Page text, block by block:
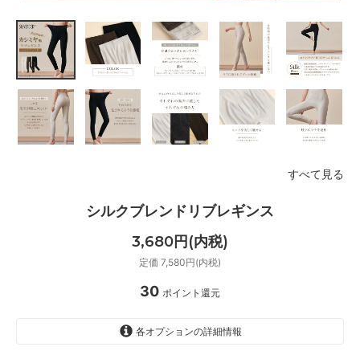
すべて見る
シルクブレンドリブレギンス
3,680円(内税)
定価 7,580円(内税)
30 ポイント還元
各オプションの詳細情報